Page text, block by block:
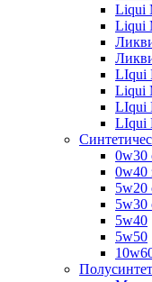
Liqui
Liqui
LIqui
Liqui
LIqui
LIqui
0w30
0w40
5w20
5w30
5w40
5w50